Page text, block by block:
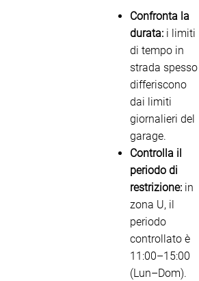
Confronta la
durata: i limiti
di tempo in
strada spesso
differiscono
dai limiti
giornalieri del
garage.
Controlla il
periodo di
restrizione: in
zona U, il
periodo
controllato è
11:00–15:00
(Lun–Dom).